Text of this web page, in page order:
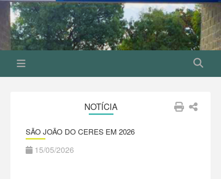
NOTÍCIA
SÃO JOÃO DO CERES EM 2026
15/05/2026